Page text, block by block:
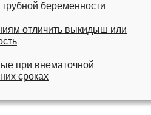
беременности
отличить выкидыш или
при внематочной
сроках